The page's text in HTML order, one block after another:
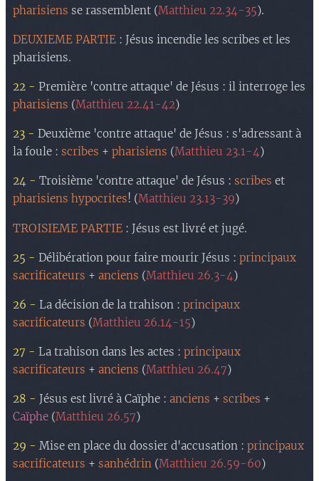
pharisiens se rassemblent (Matthieu 22.34-35).
DEUXIEME PARTIE : Jésus incendie les scribes et les
pharisiens.
22 - Première 'contre attaque' de Jésus : il interroge les
pharisiens (Matthieu 22.41-42)
23 - Deuxième 'contre attaque' de Jésus : s'adressant à
la foule : scribes + pharisiens (Matthieu 23.1-4)
24 - Troisième 'contre attaque' de Jésus : scribes et
pharisiens hypocrites! (Matthieu 23.13-39)
TROISIEME PARTIE : Jésus est livré et jugé.
25 - Délibération pour faire mourir Jésus : principaux
sacrificateurs + anciens (Matthieu 26.3-4)
26 - La décision de la trahison : principaux
sacrificateurs (Matthieu 26.14-15)
27 - La trahison dans les actes : principaux
sacrificateurs + anciens (Matthieu 26.47)
28 - Jésus est livré à Caïphe : anciens + scribes +
Caïphe (Matthieu 26.57)
29 - Mise en place du dossier d'accusation : principaux
sacrificateurs + sanhédrin (Matthieu 26.59-60)